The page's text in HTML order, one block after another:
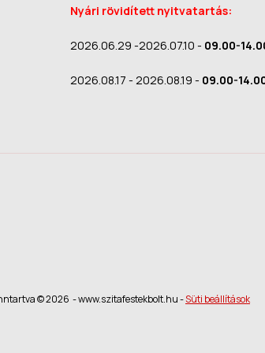
Nyári rövidített nyitvatartás:
2026.06.29 -2026.07.10 - 09.00-
2026.08.17 - 2026.08.19 - 09.00-
© 2026 - www.szitafestekbolt.hu -Süti beállítások